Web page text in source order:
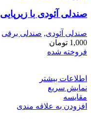
صندلی آئودی با زیرپایی vip ( جلو و عقب گرمکن دار )
صندلی آئودی, صندلی برقی
1,000 تومان
فروخته شده
اطلاعات بیشتر
نمایش سریع
مقايسه
افزودن به علاقه مندی